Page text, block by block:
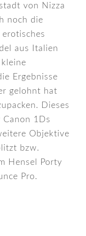
von Nizza
noch die
aus Italien
Ergebnisse
gelohnt hat
Dieses
1Ds
Objektive
bzw.
Hensel Porty
Pro.